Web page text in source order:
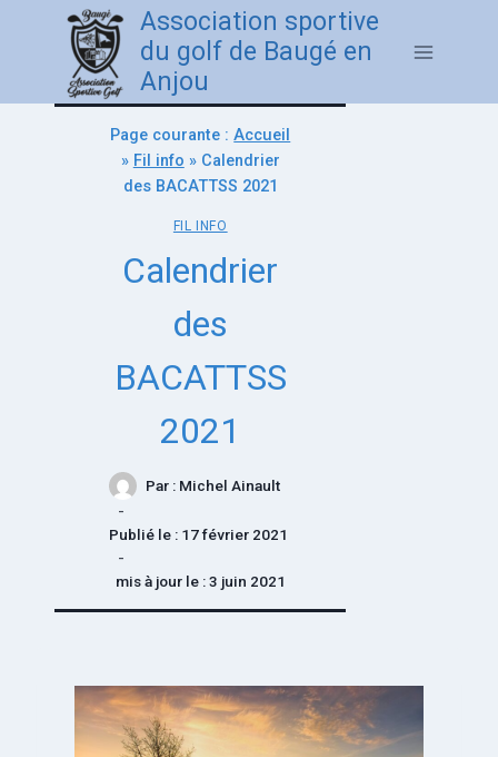
Association sportive
du golf de Baugé en
Anjou
Page courante :Accueil
» Fil info » Calendrier
des BACATTSS 2021
FIL INFO
Calendrier
des
BACATTSS
2021
Par : Michel Ainault
Publié le : 17 février 2021
mis à jour le : 3 juin 2021